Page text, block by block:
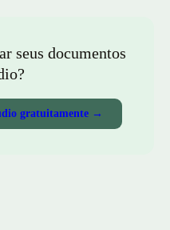
seus documentos
gratuitamente →